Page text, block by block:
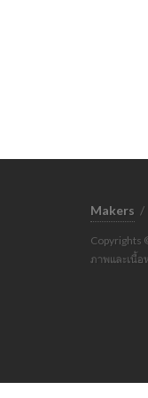
Makers /
Copyrights
ภาพและเนื้